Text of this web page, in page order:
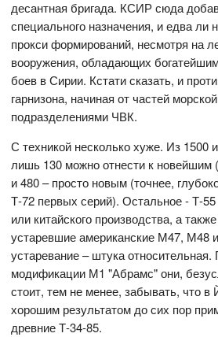
десантная бригада. КСИР сюда
специального назначения, и едва ли
прокси формирований, несмотря на
вооружения, обладающих
боев в Сирии. Кстати сказать, и
гарнизона, начиная от частей
подразделениями ЧВК.
С техникой несколько хуже. Из 1500
лишь 130 можно отнести к новейшим
и 480 – просто новым (точнее,
Т-72 первых серий). Остальное - Т-55
или китайского производства, а
устаревшие американские М47, М48
устаревание – штука
модификации М1 "Абрамс" они,
стоит, тем не менее, забывать, что в
хорошим результатом до сих пор
древние Т-34-85.